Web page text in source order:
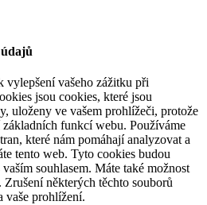
vylepšení vašeho zážitku při
jsou cookies, které jsou
uloženy ve vašem prohlížeči, protože
funkcí webu. Používáme
které nám pomáhají analyzovat a
tento web. Tyto cookies budou
souhlasem. Máte také možnost
některých těchto souborů
vaše prohlížení.